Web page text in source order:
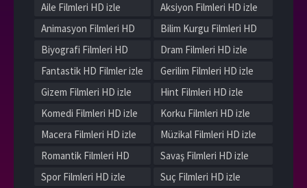
Aile Filmleri HD izle
Aksiyon Filmleri HD izle
Animasyon Filmleri HD
izle
Bilim Kurgu Filmleri HD
izle
Biyografi Filmleri HD
izle
Dram Filmleri HD izle
Fantastik HD Filmler izle
Gerilim Filmleri HD izle
Gizem Filmleri HD izle
Hint Filmleri HD izle
Komedi Filmleri HD izle
Korku Filmleri HD izle
Macera Filmleri HD izle
Müzikal Filmleri HD izle
Romantik Filmleri HD
izle
Savaş Filmleri HD izle
Spor Filmleri HD izle
Suç Filmleri HD izle